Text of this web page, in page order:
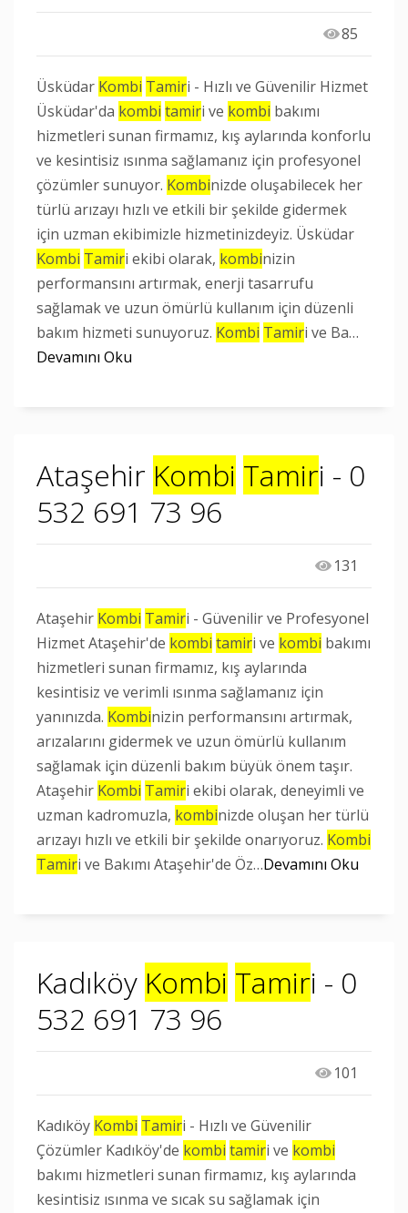
85
Üsküdar Kombi Tamiri - Hızlı ve Güvenilir Hizmet
Üsküdar'da kombi tamiri ve kombi bakımı
hizmetleri sunan firmamız, kış aylarında konforlu
ve kesintisiz ısınma sağlamanız için profesyonel
çözümler sunuyor. Kombinizde oluşabilecek her
türlü arızayı hızlı ve etkili bir şekilde gidermek
için uzman ekibimizle hizmetinizdeyiz. Üsküdar
Kombi Tamiri ekibi olarak, kombinizin
performansını artırmak, enerji tasarrufu
sağlamak ve uzun ömürlü kullanım için düzenli
bakım hizmeti sunuyoruz. Kombi Tamiri ve Ba…
Devamını Oku
Ataşehir Kombi Tamiri - 0
532 691 73 96
131
Ataşehir Kombi Tamiri - Güvenilir ve Profesyonel
Hizmet Ataşehir'de kombi tamiri ve kombi bakımı
hizmetleri sunan firmamız, kış aylarında
kesintisiz ve verimli ısınma sağlamanız için
yanınızda. Kombinizin performansını artırmak,
arızalarını gidermek ve uzun ömürlü kullanım
sağlamak için düzenli bakım büyük önem taşır.
Ataşehir Kombi Tamiri ekibi olarak, deneyimli ve
uzman kadromuzla, kombinizde oluşan her türlü
arızayı hızlı ve etkili bir şekilde onarıyoruz. Kombi
Tamiri ve Bakımı Ataşehir'de Öz…Devamını Oku
Kadıköy Kombi Tamiri - 0
532 691 73 96
101
Kadıköy Kombi Tamiri - Hızlı ve Güvenilir
Çözümler Kadıköy'de kombi tamiri ve kombi
bakımı hizmetleri sunan firmamız, kış aylarında
kesintisiz ısınma ve sıcak su sağlamak için